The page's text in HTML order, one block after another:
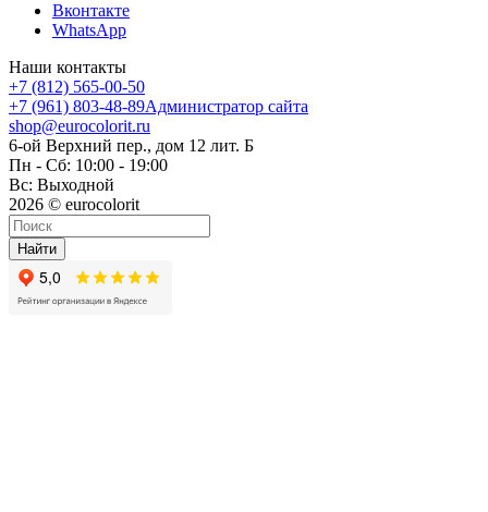
Вконтакте
WhatsApp
Наши контакты
+7 (812) 565-00-50
+7 (961) 803-48-89Администратор сайта
shop@eurocolorit.ru
6-ой Верхний пер., дом 12 лит. Б
Пн - Сб: 10:00 - 19:00
Вс: Выходной
2026 © eurocolorit
Найти